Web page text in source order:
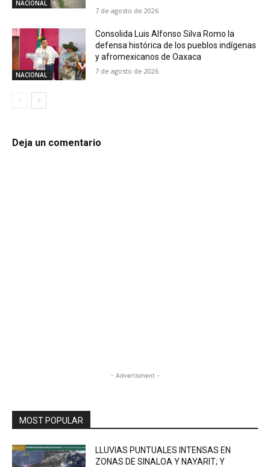
NACIONAL
7 de agosto de 2026
NACIONAL
Consolida Luis Alfonso Silva Romo la
defensa histórica de los pueblos indígenas
y afromexicanos de Oaxaca
7 de agosto de 2026
Deja un comentario
- Advertisment -
MOST POPULAR
LLUVIAS PUNTUALES INTENSAS EN
ZONAS DE SINALOA Y NAYARIT; Y